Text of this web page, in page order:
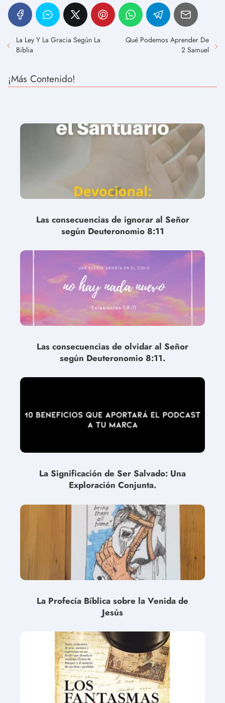
La Ley Y La Gracia Según La
Biblia
Qué Podemos Aprender De
2 Samuel
¡Más Contenido!
Las consecuencias de ignorar al Señor
según Deuteronomio 8:11
Las consecuencias de olvidar al Señor
según Deuteronomio 8:11.
La Significación de Ser Salvado: Una
Exploración Conjunta.
La Profecía Bíblica sobre la Venida de
Jesús